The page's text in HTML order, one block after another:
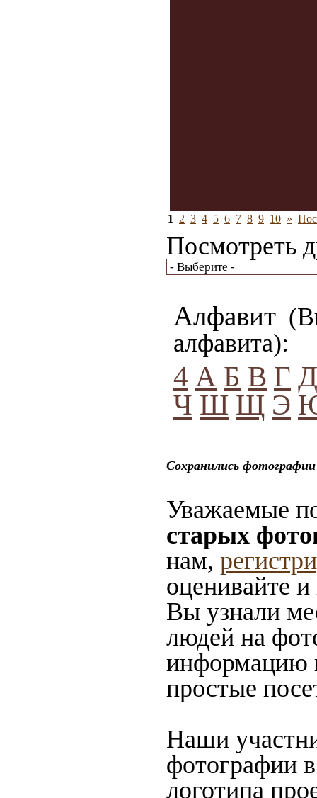
1 2 3 4 5 6 7 8 9 10 »
Посмотреть
Алфавит
алфавита):
4 А Б В Г Д
Ч Ш Щ Э
Сохранились
Уважаемые
старых
нам,
оценивайте
Вы узнали
людей на
информацию
простые
Наши
фотографии
логотипа